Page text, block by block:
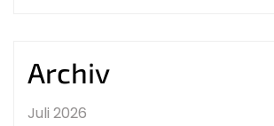
Archiv
Juli 2026